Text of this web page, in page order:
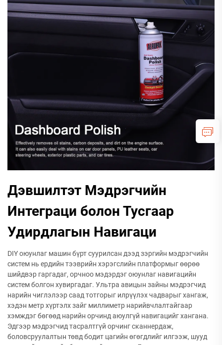
Дэвшилтэт Мэдрэгчийн
Интеграци болон Тусгаар
Удирдлагын Навигаци
DIY оюунлаг машин бүрт суурилсан дээд зэргийн мэдрэгчийн
систем нь ердийн тээврийн хэрэгслийн платформыг өөрөө
шийдвэр гаргадаг, орчноо мэдэрдэг оюунлаг навигацийн
систем болгон хувиргадаг. Ультра авицын зайны мэдрэгчид
нарийн чиглэлээр саад тотгорыг илрүүлэх чадварыг хангаж,
хэдэн метр хүртэлх зайг миллиметр нарийвчлалтайгаар
хэмждэг бөгөөд нарийн орчинд аюулгүй навигацийг хангана.
Эдгээр мэдрэгчид тасралтгүй орчинг сканнердаж,
боловсруулалтын төвд бодит цагийн өгөгдлийг илгээж, шууд